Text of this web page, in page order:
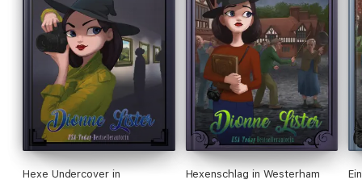
Hexe Undercover in
Hexenschlag in Westerham